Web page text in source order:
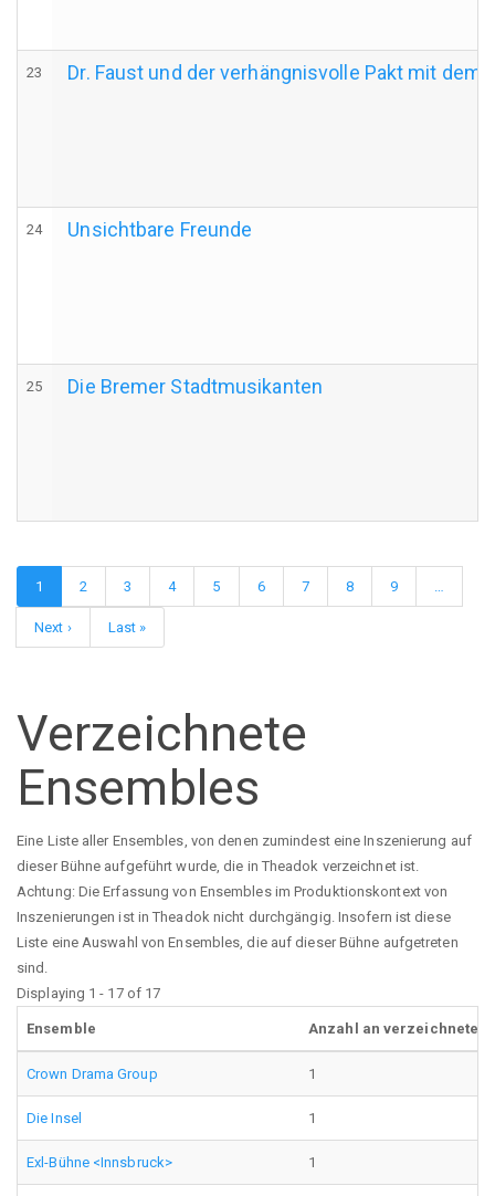
23 Dr. Faust und der verhängnisvolle Pakt mit dem
24 Unsichtbare Freunde
25 Die Bremer Stadtmusikanten
Seitennummerierung
Aktuelle
Seite
1 Page
2 Page
3 Page
4 Page
5 Page
6 Page
7 Page
8 Page
9 …
Nächste
Seite
Next ›
Letzte
Seite
Last »
Verzeichnete
Ensembles
Eine Liste aller Ensembles, von denen zumindest eine Inszenierung auf
dieser Bühne aufgeführt wurde, die in Theadok verzeichnet ist.
Achtung: Die Erfassung von Ensembles im Produktionskontext von
Inszenierungen ist in Theadok nicht durchgängig. Insofern ist diese
Liste eine Auswahl von Ensembles, die auf dieser Bühne aufgetreten
sind.
Displaying 1 - 17 of 17
Ensemble Anzahl an verzeichneten
Crown Drama Group 1
Die Insel 1
Exl-Bühne <Innsbruck> 1